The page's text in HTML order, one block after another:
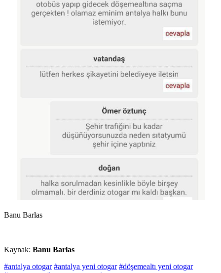
Banu Barlas
Kaynak: Banu Barlas
#antalya otogar #antalya yeni otogar #döşemealtı yeni otogar